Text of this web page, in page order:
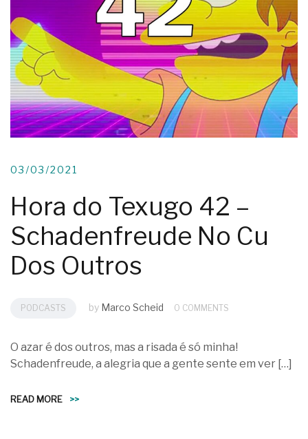
03/03/2021
Hora do Texugo 42 –
Schadenfreude No Cu
Dos Outros
PODCASTS by Marco Scheid 0 COMMENTS
O azar é dos outros, mas a risada é só minha!
Schadenfreude, a alegria que a gente sente em ver […]
READ MORE >>